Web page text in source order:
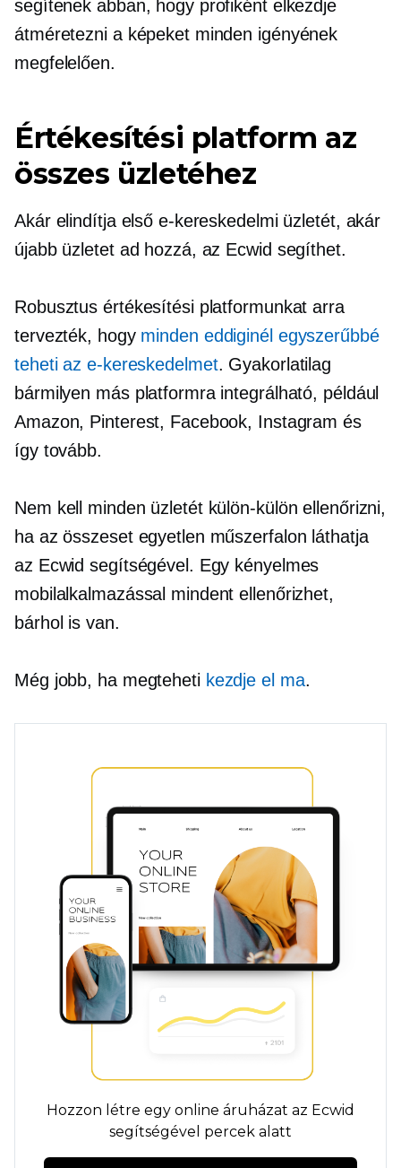
segítenek abban, hogy profiként elkezdje
átméretezni a képeket minden igényének
megfelelően.
Értékesítési platform az
összes üzletéhez
Akár elindítja első e-kereskedelmi üzletét, akár
újabb üzletet ad hozzá, az Ecwid segíthet.
Robusztus értékesítési platformunkat arra
tervezték, hogy minden eddiginél egyszerűbbé
teheti az e-kereskedelmet. Gyakorlatilag
bármilyen más platformra integrálható, például
Amazon, Pinterest, Facebook, Instagram és
így tovább.
Nem kell minden üzletét külön-külön ellenőrizni,
ha az összeset egyetlen műszerfalon láthatja
az Ecwid segítségével. Egy kényelmes
mobilalkalmazással mindent ellenőrizhet,
bárhol is van.
Még jobb, ha megteheti kezdje el ma.
Hozzon létre egy online áruházat az Ecwid
segítségével percek alatt